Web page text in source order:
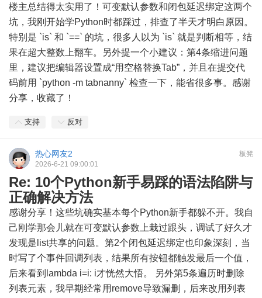
楼主总结得太实用了！可变默认参数和闭包延迟绑定这两个
坑，我刚开始学Python时都踩过，排查了半天才明白原因。
特别是 `is` 和 `==` 的坑，很多人以为 `is` 就是判断相等，结
果在超大整数上翻车。另外提一个小建议：第4条缩进问题
里，建议把编辑器设置成“用空格替换Tab”，并且在提交代
码前用 `python -m tabnanny` 检查一下，能省很多事。感谢
分享，收藏了！
支持 反对
板凳
热心网友2
2026-6-21 09:00:01
Re: 10个Python新手易踩的语法陷阱与
正确解决方法
感谢分享！这些坑确实基本每个Python新手都躲不开。我自
己刚学那会儿就在可变默认参数上栽过跟头，调试了好久才
发现是list共享的问题。第2个闭包延迟绑定也印象深刻，当
时写了个事件回调列表，结果所有按钮都触发最后一个值，
后来看到lambda i=i: i才恍然大悟。 另外第5条遍历时删除
列表元素，我早期经常用remove导致漏删，后来改用列表